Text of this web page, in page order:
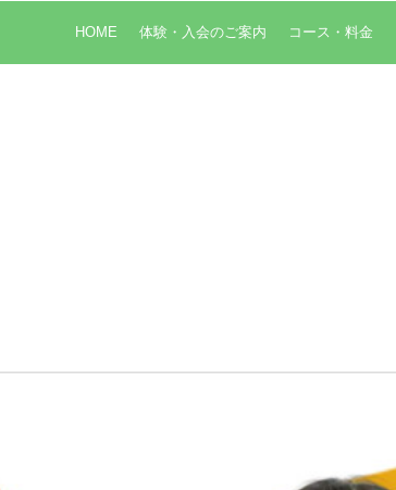
HOME 体験・入会のご案内 コース・料金